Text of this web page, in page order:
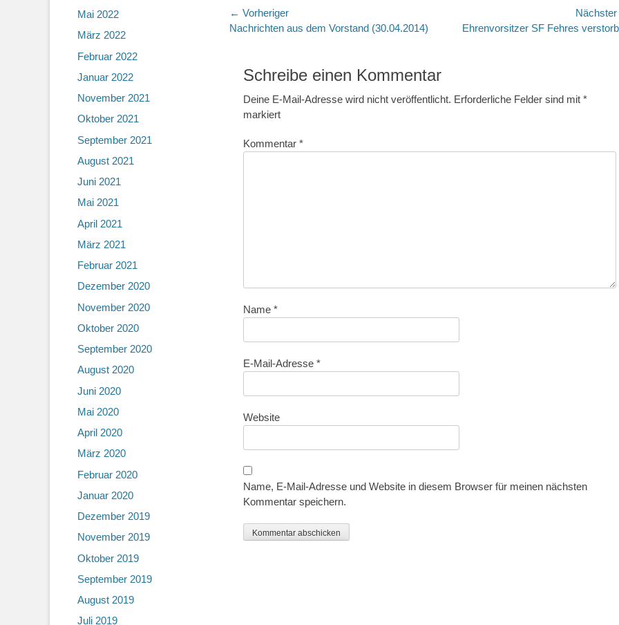
Beitragsnavigation
← Vorheriger
Vorheriger
Nachrichten aus dem Vorstand (30.04.2014)
NächsterEhrenvorsitzer SF Fehres
Schreibe einen Kommentar
Deine E-Mail-Adresse wird nicht veröffentlicht. Erforderliche Felder sind mit *
markiert
Kommentar *
Name *
E-Mail-Adresse *
Website
Name, E-Mail-Adresse und Website in diesem Browser für meinen nächsten
Kommentar speichern.
Mai 2022
März 2022
Februar 2022
Januar 2022
November 2021
Oktober 2021
September 2021
August 2021
Juni 2021
Mai 2021
April 2021
März 2021
Februar 2021
Dezember 2020
November 2020
Oktober 2020
September 2020
August 2020
Juni 2020
Mai 2020
April 2020
März 2020
Februar 2020
Januar 2020
Dezember 2019
November 2019
Oktober 2019
September 2019
August 2019
Juli 2019